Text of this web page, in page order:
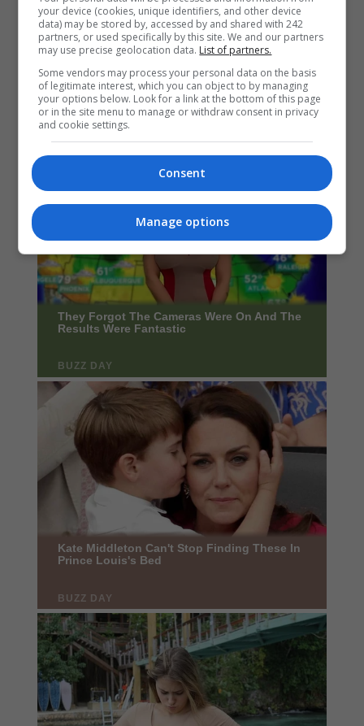
your device (cookies, unique identifiers, and other device
data) may be stored by, accessed by and shared with 242
partners, or used specifically by this site. We and our partners
may use precise geolocation data. List of partners.
Some vendors may process your personal data on the basis
of legitimate interest, which you can object to by managing
your options below. Look for a link at the bottom of this page
or in the site menu to manage or withdraw consent in privacy
and cookie settings.
Consent
Manage options